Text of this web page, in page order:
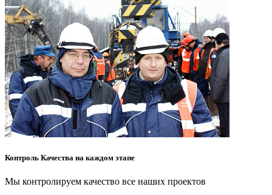
Контроль Качества на каждом этапе
Мы контролируем качество все наших проектов